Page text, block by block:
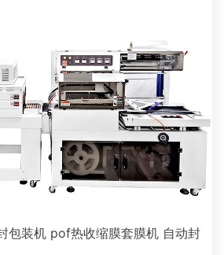
包装机 pof热收缩膜套膜机 自动封